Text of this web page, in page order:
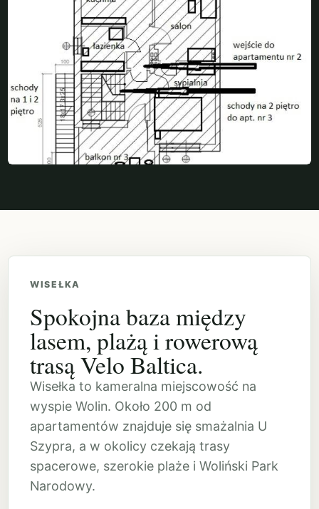
WISEŁKA
Spokojna baza między
lasem, plażą i rowerową
trasą Velo Baltica.
Wisełka to kameralna miejscowość na
wyspie Wolin. Około 200 m od
apartamentów znajduje się smażalnia U
Szypra, a w okolicy czekają trasy
spacerowe, szerokie plaże i Woliński Park
Narodowy.